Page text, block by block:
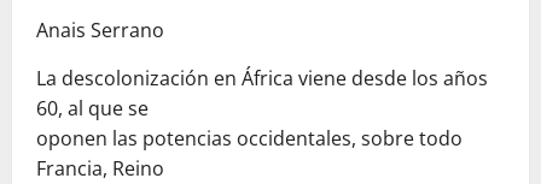
Anais Serrano
La descolonización en África viene desde los años
60, al que se
oponen las potencias occidentales, sobre todo
Francia, Reino